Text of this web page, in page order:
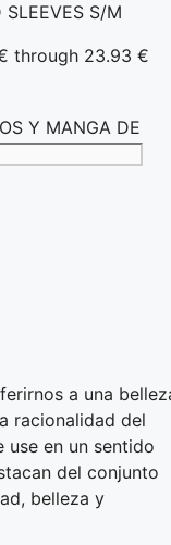
SLEEVES S/M
through 23.93 €
Y MANGA DE
a una
racionalidad del
use en un sentido
del conjunto
belleza y